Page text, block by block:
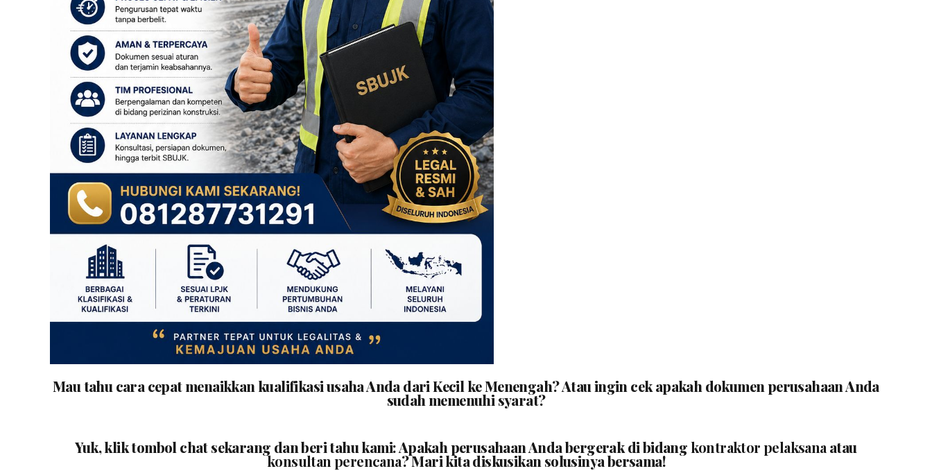
Mau tahu cara cepat menaikkan kualifikasi usaha Anda dari Kecil ke Menengah? Atau ingin cek apakah dokumen perusahaan Anda
sudah memenuhi syarat?
Yuk, klik tombol chat sekarang dan beri tahu kami: Apakah perusahaan Anda bergerak di bidangkontraktor pelaksana atau
konsultan perencana? Mari kita diskusikan solusinya bersama!